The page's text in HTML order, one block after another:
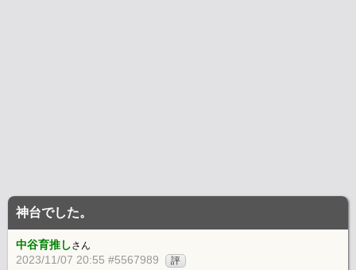
神台でした。
中谷育推しさん
2023/11/07 20:55 #5567989 評